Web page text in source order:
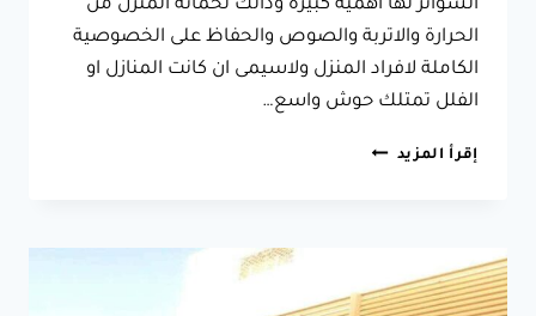
السواتر لها اهمية كبيرة وذالك لحمائة المنزل من
الحرارة والاتربة والصوص والحفاظ على الخصوصية
الكاملة لافراد المنزل ولاسيمى ان كانت المنازل او
الفلل تمتلك حوش واسع…
إقرأ المزيد مقاول
جوال:0533038309
سواتر